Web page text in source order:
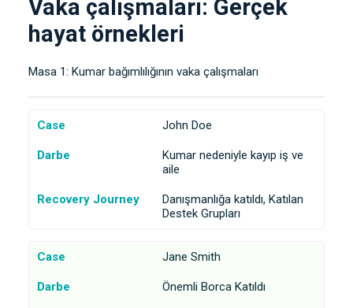
Vaka çalışmaları: Gerçek
hayat örnekleri
Masa 1: Kumar bağımlılığının vaka çalışmaları
Case John Doe
Darbe
Kumar nedeniyle kayıp iş ve
aile
Recovery Journey
Danışmanlığa katıldı, Katılan
Destek Grupları
Case Jane Smith
Darbe Önemli Borca Katıldı